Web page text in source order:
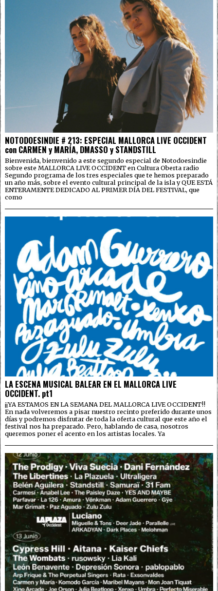
NOTODOESINDIE # 213: ESPECIAL MALLORCA LIVE OCCIDENT
con CARMEN y MARÍA, DMASSO y STANDSTILL
Bienvenida, bienvenido a este segundo especial de Notodoesindie
sobre este MALLORCA LIVE OCCIDENT en Cultura Oberta radio
Segundo programa de los tres especiales que te hemos preparado
un año más, sobre el evento cultural principal de la isla y QUE ESTÁ
ENTERAMENTE DEDICADO AL PRIMER DÍA DEL FESTIVAL, que
como
LA ESCENA MUSICAL BALEAR EN EL MALLORCA LIVE
OCCIDENT. pt1
¡¡YA ESTAMOS EN LA SEMANA DEL MALLORCA LIVE OCCIDENT!!
En nada volveremos a pisar nuestro recinto preferido durante unos
días y podremos disfrutar de toda la oferta cultural que este año el
festival nos ha preparado. Pero, hablando de casa, nosotros
queremos poner el acento en los artistas locales. Ya